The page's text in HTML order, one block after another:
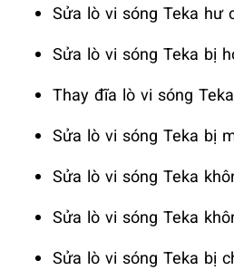
Sửa lò vi sóng Teka hư
Sửa lò vi sóng Teka bị
Thay đĩa lò vi sóng
Sửa lò vi sóng Teka bị
Sửa lò vi sóng Teka
Sửa lò vi sóng Teka
Sửa lò vi sóng Teka bị